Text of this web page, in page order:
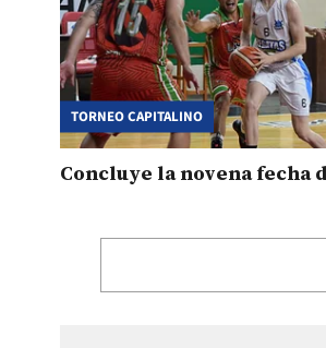
TORNEO CAPITALINO
Concluye la novena fecha